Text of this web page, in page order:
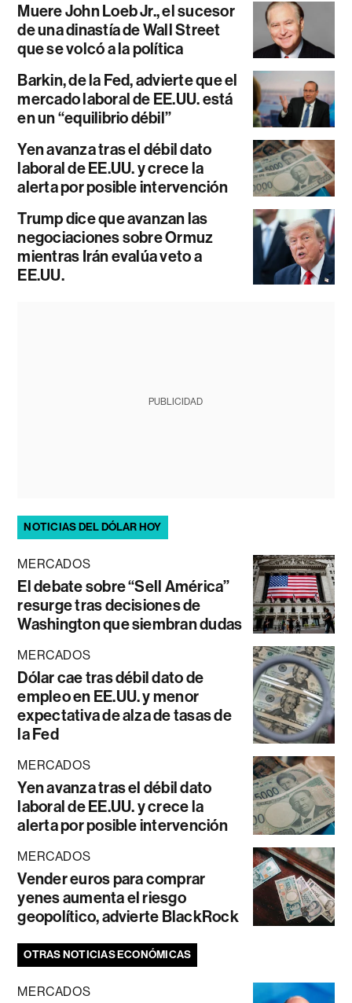
Muere John Loeb Jr., el sucesor
de una dinastía de Wall Street
que se volcó a la política
Barkin, de la Fed, advierte que el
mercado laboral de EE.UU. está
en un “equilibrio débil”
Yen avanza tras el débil dato
laboral de EE.UU. y crece la
alerta por posible intervención
Trump dice que avanzan las
negociaciones sobre Ormuz
mientras Irán evalúa veto a
EE.UU.
PUBLICIDAD
NOTICIAS DEL DÓLAR HOY
MERCADOS
El debate sobre “Sell América”
resurge tras decisiones de
Washington que siembran dudas
MERCADOS
Dólar cae tras débil dato de
empleo en EE.UU. y menor
expectativa de alza de tasas de
la Fed
MERCADOS
Yen avanza tras el débil dato
laboral de EE.UU. y crece la
alerta por posible intervención
MERCADOS
Vender euros para comprar
yenes aumenta el riesgo
geopolítico, advierte BlackRock
OTRAS NOTICIAS ECONÓMICAS
MERCADOS